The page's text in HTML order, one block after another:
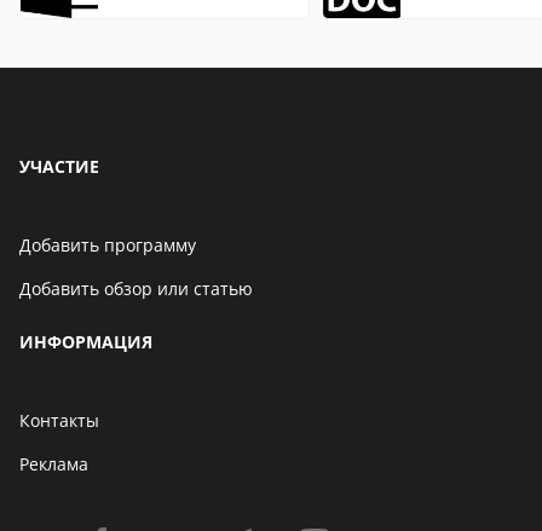
УЧАСТИЕ
Добавить программу
Добавить обзор или статью
ИНФОРМАЦИЯ
Контакты
Реклама